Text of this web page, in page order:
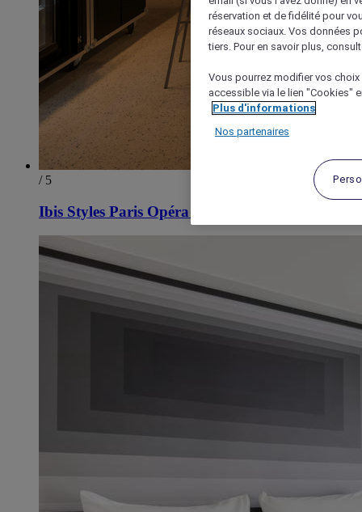
/ 5
Ibis Styles Paris Opéra Lafayette
réservation et de fidélité pour
réseaux sociaux. Vos données
tiers. Pour en savoir plus,
Vous pourrez modifier vos
accessible via le lien "Cookies"
Plus d'informations
Nos partenaires